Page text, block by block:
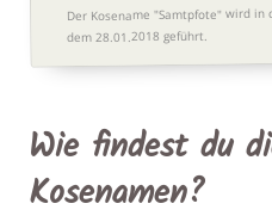
Der Kosename "Samtpfote" wird in
dem 28.01.2018 geführt.
Wie findest du
Kosenamen?